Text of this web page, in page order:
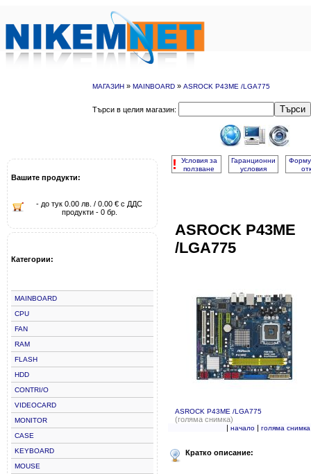
МАГАЗИН » MAINBOARD » ASROCK P43ME /LGA775
Търси в целия магазин: Търси
Вашите продукти:
- до тук 0.00 лв. / 0.00 € с ДДС
продукти - 0 бр.
Категории:
MAINBOARD
CPU
FAN
RAM
FLASH
HDD
CONTRI/O
VIDEOCARD
MONITOR
CASE
KEYBOARD
MOUSE
!
Условия за
ползване
Гаранционни
условия
ASROCK P43ME
/LGA775
ASROCK P43ME /LGA775
(голяма снимка)
| начало| голяма снимка
Кратко описание: